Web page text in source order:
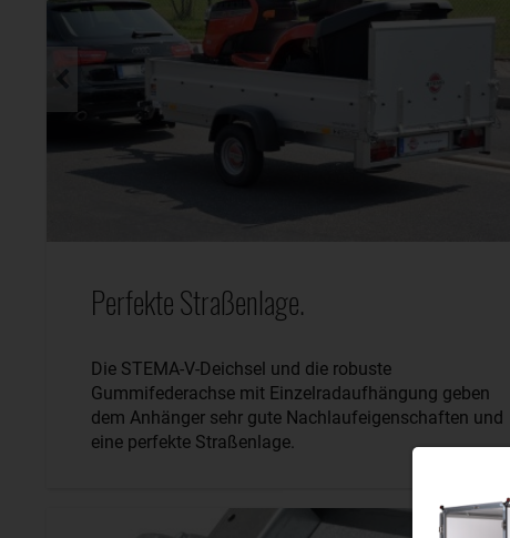
Perfekte Straßenlage.
Die STEMA-V-Deichsel und die robuste
Gummifederachse mit Einzelradaufhängung geben
dem Anhänger sehr gute Nachlaufeigenschaften und
eine perfekte Straßenlage.